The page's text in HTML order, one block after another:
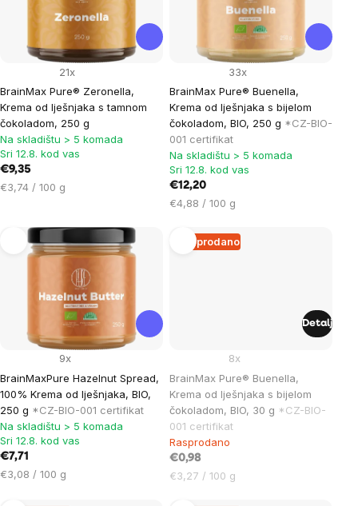
products
BrainMax Pure® Zeronella,
Krema od lješnjaka s tamnom
čokoladom, 250 g
21x
Na skladištu > 5 komada
Sri 12.8. kod vas
€9,35
Cijena
€3,74 / 100 g
BrainMax Pure® Buenella,
Krema od lješnjaka s bijelom
čokoladom, BIO, 250 g *CZ-BIO-
001 certifikat
33x
Na skladištu > 5 komada
Sri 12.8. kod vas
€12,20
Cijena
€4,88 / 100 g
BrainMaxPure Hazelnut Spread,
100% Krema od lješnjaka, BIO,
250 g *CZ-BIO-001 certifikat
9x
Na skladištu > 5 komada
Sri 12.8. kod vas
€7,71
Cijena
€3,08 / 100 g
Rasprodano
BrainMax Pure® Buenella,
Krema od lješnjaka s bijelom
čokoladom, BIO, 30 g *CZ-BIO-
001 certifikat
8x
Rasprodano
€0,98
Cijena
€3,27 / 100 g
Detalj